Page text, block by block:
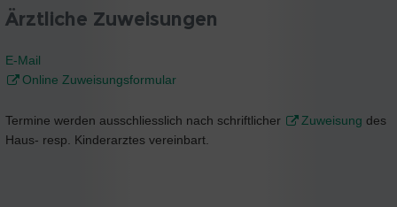
Ärztliche Zuweisungen
E-Mail
Online Zuweisungsformular
Termine werden ausschliesslich nach schriftlicher Zuweisung des
Haus- resp. Kinderarztes vereinbart.